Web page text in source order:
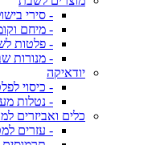
- סירי
- מיחם
- פלטות
- מנורות
יודאיקה
- כיסוי
- נטלות
כלים ואביזרים
- עזרים